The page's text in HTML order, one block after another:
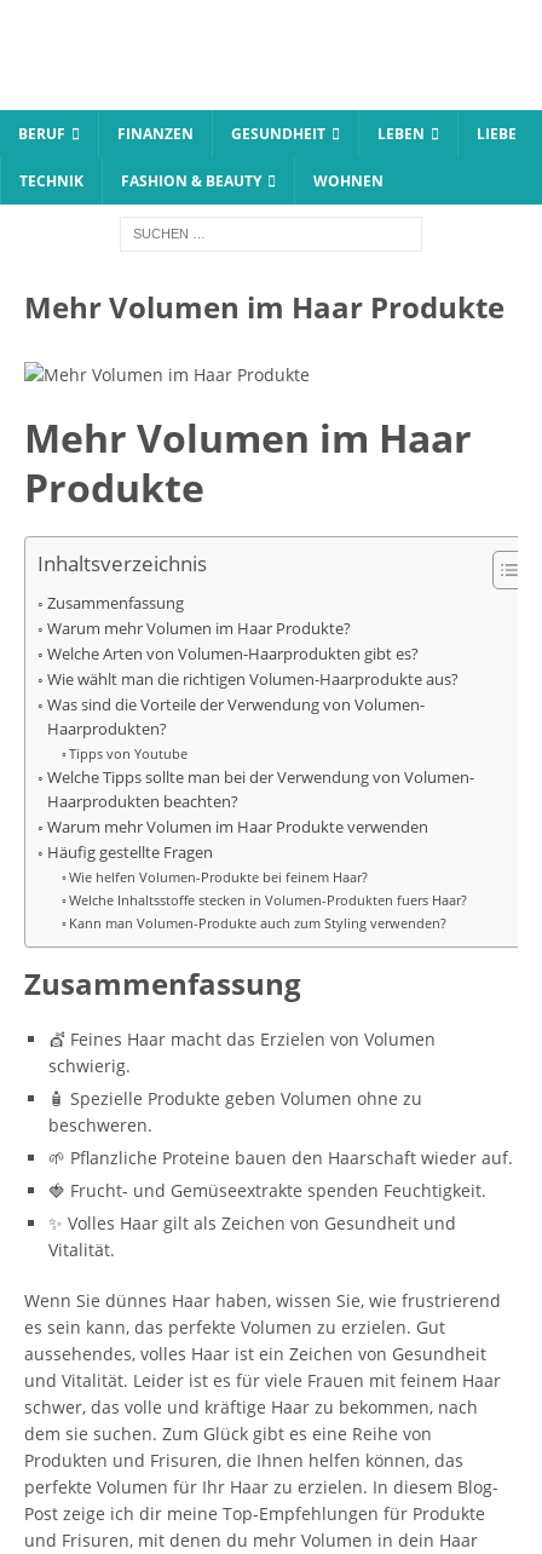
BERUF FINANZEN GESUNDHEIT LEBEN LIEBE
TECHNIK FASHION & BEAUTY WOHNEN
Mehr Volumen im Haar Produkte
Mehr Volumen im Haar
Produkte
Inhaltsverzeichnis
Zusammenfassung
Warum mehr Volumen im Haar Produkte?
Welche Arten von Volumen-Haarprodukten gibt es?
Wie wählt man die richtigen Volumen-Haarprodukte aus?
Was sind die Vorteile der Verwendung von Volumen-
Haarprodukten?
Tipps von Youtube
Welche Tipps sollte man bei der Verwendung von Volumen-
Haarprodukten beachten?
Warum mehr Volumen im Haar Produkte verwenden
Häufig gestellte Fragen
Wie helfen Volumen-Produkte bei feinem Haar?
Welche Inhaltsstoffe stecken in Volumen-Produkten fuers Haar?
Kann man Volumen-Produkte auch zum Styling verwenden?
Zusammenfassung
💇 Feines Haar macht das Erzielen von Volumen
schwierig.
🧴 Spezielle Produkte geben Volumen ohne zu
beschweren.
🌱 Pflanzliche Proteine bauen den Haarschaft wieder auf.
🍓 Frucht- und Gemüseextrakte spenden Feuchtigkeit.
✨ Volles Haar gilt als Zeichen von Gesundheit und
Vitalität.
Wenn Sie dünnes Haar haben, wissen Sie, wie frustrierend
es sein kann, das perfekte Volumen zu erzielen. Gut
aussehendes, volles Haar ist ein Zeichen von Gesundheit
und Vitalität. Leider ist es für viele Frauen mit feinem Haar
schwer, das volle und kräftige Haar zu bekommen, nach
dem sie suchen. Zum Glück gibt es eine Reihe von
Produkten und Frisuren, die Ihnen helfen können, das
perfekte Volumen für Ihr Haar zu erzielen. In diesem Blog-
Post zeige ich dir meine Top-Empfehlungen für Produkte
und Frisuren, mit denen du mehr Volumen in dein Haar